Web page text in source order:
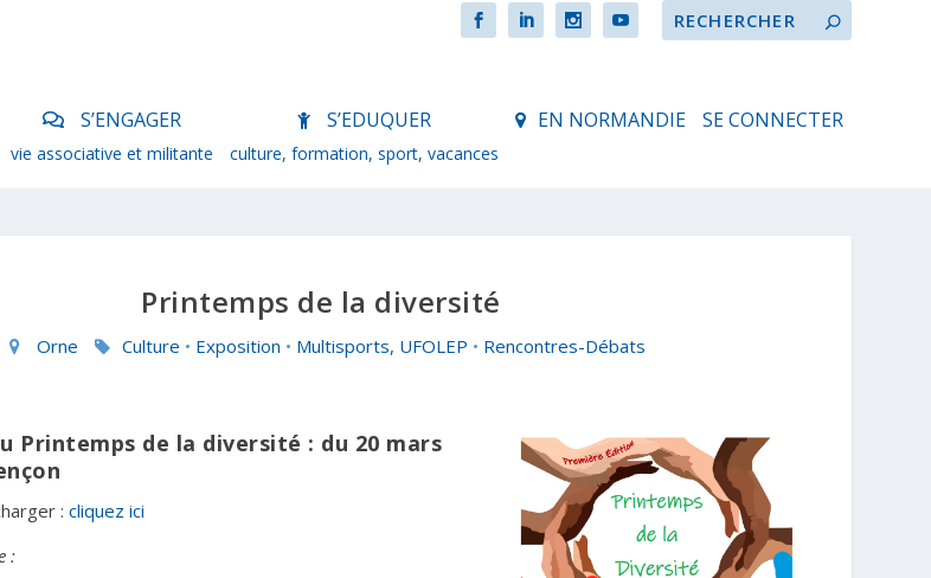
S’ENGAGER
vie associative et militante
S’EDUQUER
culture, formation, sport, vacances
EN NORMANDIE SE CONNECTER
Printemps de la diversité
Orne Culture • Exposition • Multisports, UFOLEP • Rencontres-Débats
Printemps de la diversité : du 20 mars
:cliquez ici
: